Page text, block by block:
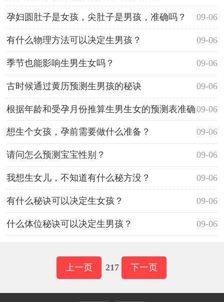
09-06
孕妇圆肚子是女孩，尖肚子是男孩，准确吗？
09-06
有什么物理方法可以决定生男孩？
09-06
季节也能影响生男生女吗？
09-06
古时候通过黄历预测生男孩的秘诀
09-06
根据年龄和受孕月份推算生男生女的预测表准确
吗? 09-06
想生个女孩，孕前需要做什么准备？
09-06
请问怎么预测宝宝性别？
09-06
我想生女儿，不知道有什么秘方没？
09-06
有什么秘诀可以决定生女孩？
09-06
什么体位秘诀可以决定生男孩？
上一页 217 下一页